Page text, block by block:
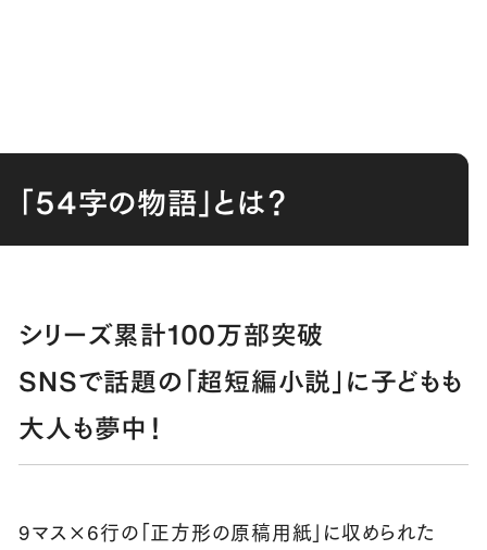
「54字の物語」とは？
シリーズ累計100万部突破
SNSで話題の「超短編小説」に子どもも
大人も夢中！
9マス×6行の「正方形の原稿用紙」に収められた